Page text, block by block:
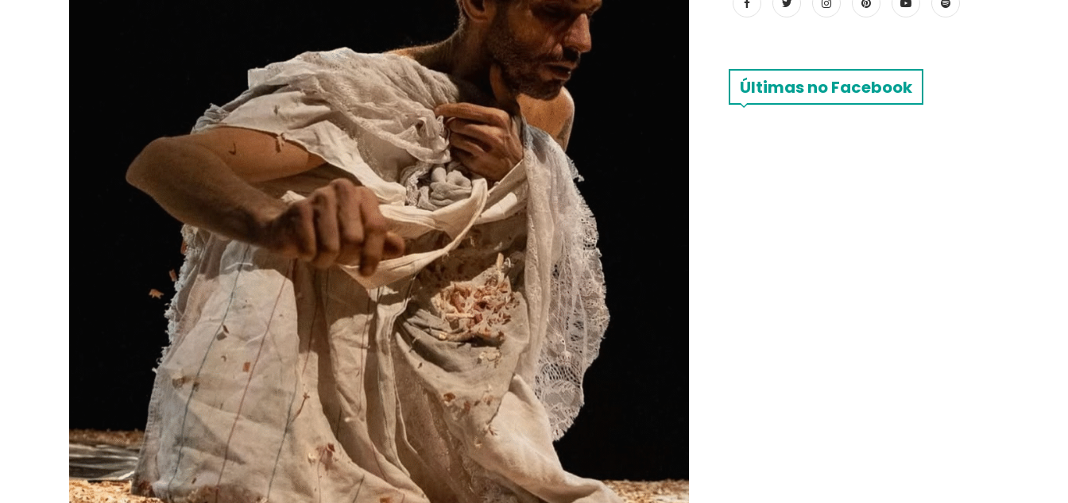
Últimas no Facebook